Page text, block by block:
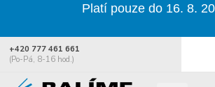
Platí pouze do 16. 8.
+420 777 461 661
(Po-Pá, 8-16 hod.)